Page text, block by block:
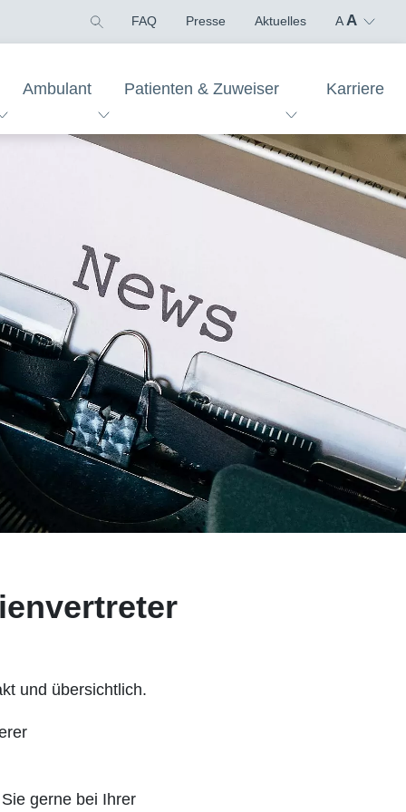
FAQ Presse Aktuelles A A
Ambulant Patienten & Zuweiser Karriere
und übersichtlich.
gerne bei Ihrer